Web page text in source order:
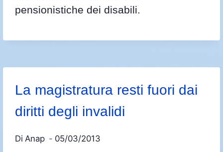
pensionistiche dei disabili.
La magistratura resti fuori dai
diritti degli invalidi
Di Anap 05/03/2013